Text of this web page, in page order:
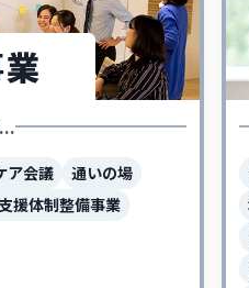
ア会議
通いの場
援体制整備事業